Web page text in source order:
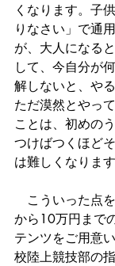
くなります。子
りなさい」で通
が、大人になる
して、今自分が
解しないと、や
ただ漠然とやっ
ことは、初めの
つけばつくほど
は難しくなります
こういった点
から10万円まで
テンツをご用意
校陸上競技部の